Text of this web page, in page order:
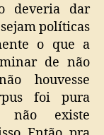
deveria dar
políticas
o que a
de não
houvesse
foi pura
não existe